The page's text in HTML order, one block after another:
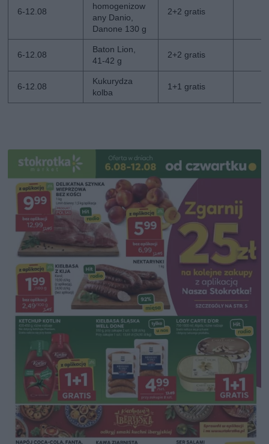
6-12.08
homogenizow
any Danio,
Danone 130 g
2+2 gratis
6-12.08
Baton Lion,
41-42 g
2+2 gratis
6-12.08
Kukurydza
kolba
1+1 gratis